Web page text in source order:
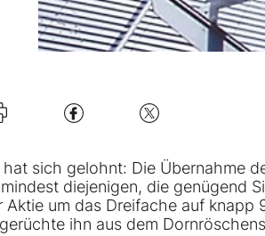
hat sich gelohnt: Die Übernahme
diejenigen, die genügend
Aktie um das Dreifache auf
ihn aus dem